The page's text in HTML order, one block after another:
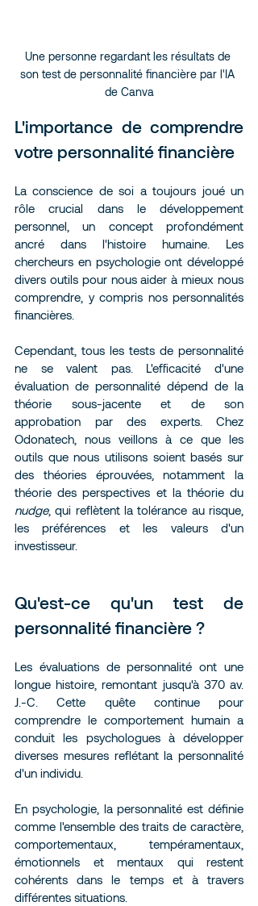
Une personne regardant les résultats de
son test de personnalité financière par l'IA
de Canva
L'importance de comprendre
votre personnalité financière
La conscience de soi a toujours joué un
rôle crucial dans le développement
personnel, un concept profondément
ancré dans l'histoire humaine. Les
chercheurs en psychologie ont développé
divers outils pour nous aider à mieux nous
comprendre, y compris nos personnalités
financières.
Cependant, tous les tests de personnalité
ne se valent pas. L'efficacité d'une
évaluation de personnalité dépend de la
théorie sous-jacente et de son
approbation par des experts. Chez
Odonatech, nous veillons à ce que les
outils que nous utilisons soient basés sur
des théories éprouvées, notamment la
nudge, qui reflètent la tolérance au risque,
les préférences et les valeurs d'un
investisseur.
Qu'est-ce qu'un test de
personnalité financière ?
Les évaluations de personnalité ont une
longue histoire, remontant jusqu'à 370 av.
J.-C. Cette quête continue pour
comprendre le comportement humain a
conduit les psychologues à développer
diverses mesures reflétant la personnalité
d'un individu.
En psychologie, la personnalité est définie
comme l'ensemble des traits de caractère,
comportementaux, tempéramentaux,
émotionnels et mentaux qui restent
cohérents dans le temps et à travers
différentes situations.